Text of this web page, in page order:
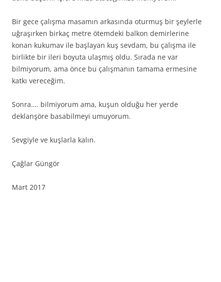
Bir gece çalışma masamın arkasında oturmuş bir şeylerle
uğraşırken birkaç metre ötemdeki balkon demirlerine
konan kukumav ile başlayan kuş sevdam, bu çalışma ile
birlikte bir ileri boyuta ulaşmış oldu. Sırada ne var
bilmiyorum, ama önce bu çalışmanın tamama ermesine
katkı vereceğim.
Sonra…. bilmiyorum ama, kuşun olduğu her yerde
deklanşöre basabilmeyi umuyorum.
Sevgiyle ve kuşlarla kalın.
Çağlar Güngör
Mart 2017